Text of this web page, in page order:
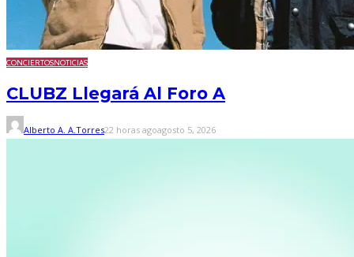
CONCIERTOSNOTICIAS
CLUBZ Llegará Al Foro A
Alberto A. A.Torres22 horas agoagosto 5, 2026